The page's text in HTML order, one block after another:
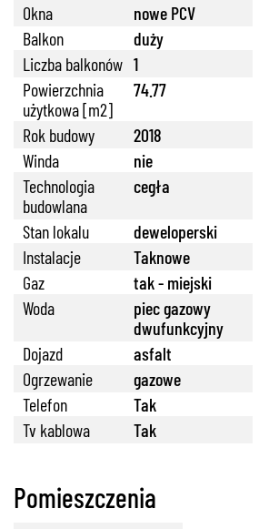
Okna
nowe PCV
Balkon
duży
Liczba balkonów 1
Powierzchnia
użytkowa [m2]
74.77
Rok budowy
2018
Winda
nie
Technologia
budowlana
cegła
Stan lokalu
deweloperski
Instalacje
Taknowe
Gaz
tak - miejski
Woda
piec gazowy
dwufunkcyjny
Dojazd
asfalt
Ogrzewanie
gazowe
Telefon
Tak
Tv kablowa
Tak
Pomieszczenia